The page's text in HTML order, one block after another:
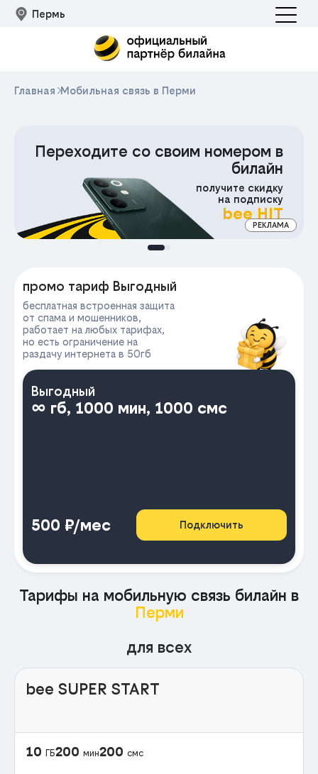
Пермь
Главная Мобильная связь в Перми
Переходите со своим номером в
билайн
получите скидку
на подписку
bee HIT
РЕКЛАМА
промо тариф Выгодный
бесплатная встроенная защита
от спама и мошенников,
работает на любых тарифах,
но есть ограничение на
раздачу интернета в 50гб
Выгодный
∞ гб, 1000 мин, 1000 смс
500 ₽/мес Подключить
Тарифы на мобильную связь билайн в
Перми
для всех
bee SUPER START
10 ГБ200 мин200 смс